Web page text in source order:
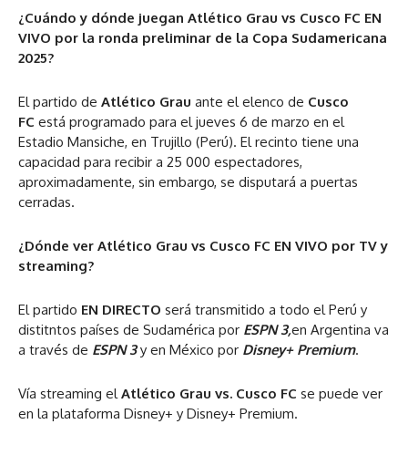
¿Cuándo y dónde juegan Atlético Grau vs Cusco FC EN
VIVO por la ronda preliminar de la Copa Sudamericana
2025?
El partido de Atlético Grau ante el elenco de Cusco
FC está programado para el jueves 6 de marzo en el
Estadio Mansiche, en Trujillo (Perú). El recinto tiene una
capacidad para recibir a 25 000 espectadores,
aproximadamente, sin embargo, se disputará a puertas
cerradas.
¿Dónde ver Atlético Grau vs Cusco FC EN VIVO por TV y
streaming?
El partido EN DIRECTO será transmitido a todo el Perú y
distitntos países de Sudamérica por ESPN 3,en Argentina va
a través de ESPN 3y en México por Disney+ Premium.
Vía streaming elAtlético Grau vs. Cusco FC se puede ver
en la plataforma Disney+ y Disney+ Premium.